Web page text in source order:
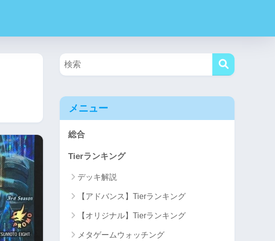
メニュー
総合
Tierランキング
デッキ解説
【アドバンス】Tierランキング
【オリジナル】Tierランキング
メタゲームウォッチング